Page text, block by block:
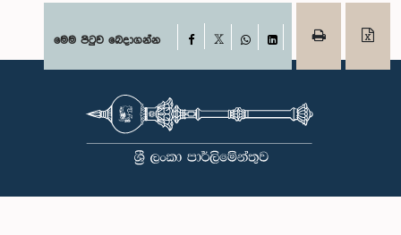
මෙම පිටුව බෙදාගන්න Facebook
WhatsAppLinkedIn